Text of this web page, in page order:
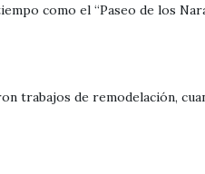
como el “Paseo de los
trabajos de remodelación,